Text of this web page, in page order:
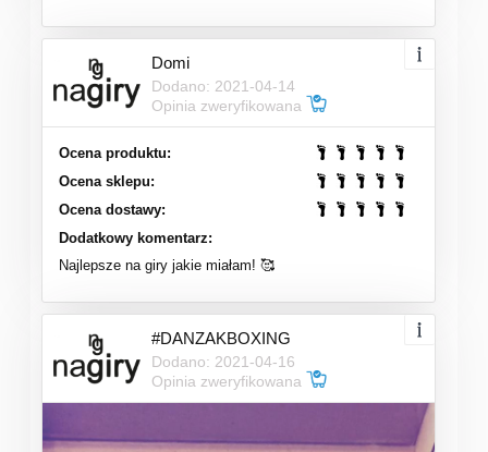
Domi
Dodano: 2021-04-14
Opinia zweryfikowana
Ocena produktu:
Ocena sklepu:
Ocena dostawy:
Dodatkowy komentarz:
Najlepsze na giry jakie miałam! 🥰
#DANZAKBOXING
Dodano: 2021-04-16
Opinia zweryfikowana